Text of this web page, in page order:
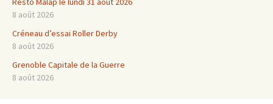
8 août 2026
Créneau d’essai Roller Derby
8 août 2026
Grenoble Capitale de la Guerre
8 août 2026